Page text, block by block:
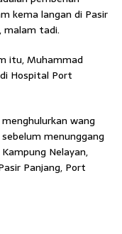
kema langan di Pasir
malam tadi.
itu, Muhammad
Hospital Port
wang
menunggang
Nelayan,
Panjang, Port